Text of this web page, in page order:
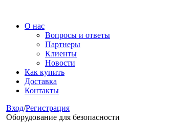
О нас
Вопросы и ответы
Партнеры
Клиенты
Новости
Как купить
Доставка
Контакты
Вход/Регистрация
Оборудование для безопасности